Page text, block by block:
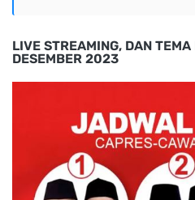
LIVE STREAMING, DAN
DESEMBER 2023